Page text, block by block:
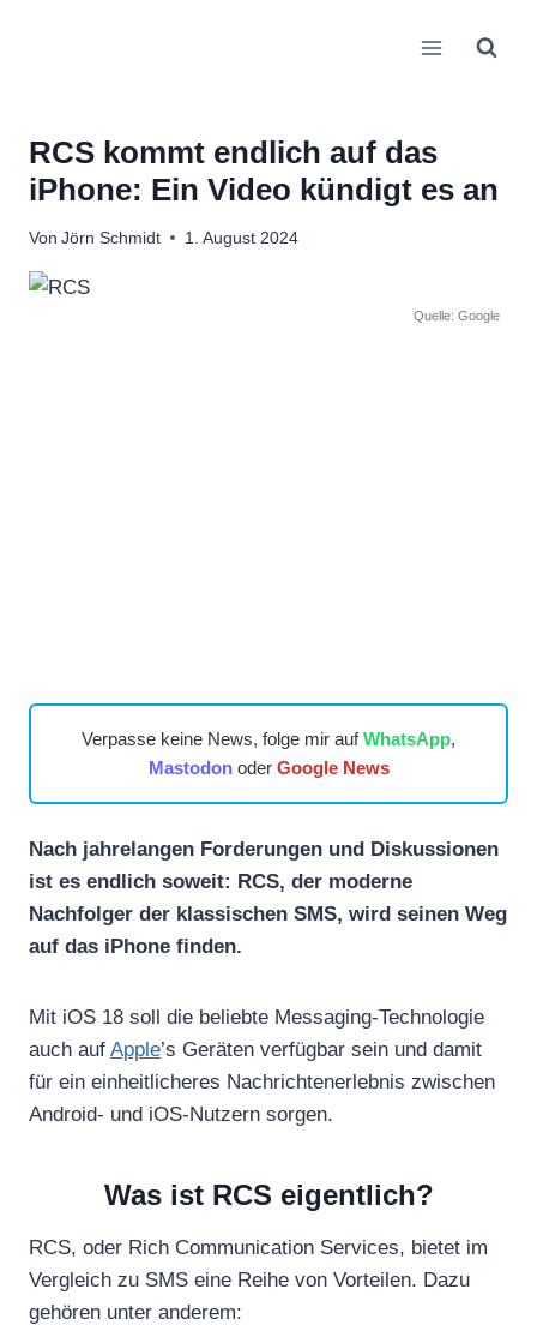
RCS kommt endlich auf das
iPhone: Ein Video kündigt es an
Von Jörn Schmidt 1. August 2024
Quelle: Google
Verpasse keine News, folge mir aufWhatsApp,
Mastodonoder Google News
Nach jahrelangen Forderungen und Diskussionen
ist es endlich soweit: RCS, der moderne
Nachfolger der klassischen SMS, wird seinen Weg
auf das iPhone finden.
Mit iOS 18 soll die beliebte Messaging-Technologie
auch auf Apple’s Geräten verfügbar sein und damit
für ein einheitlicheres Nachrichtenerlebnis zwischen
Android- und iOS-Nutzern sorgen.
Was ist RCS eigentlich?
RCS, oder Rich Communication Services, bietet im
Vergleich zu SMS eine Reihe von Vorteilen. Dazu
gehören unter anderem: